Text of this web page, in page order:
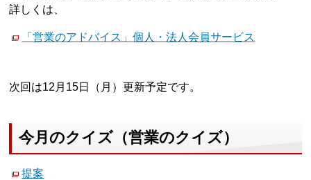
詳しくは、
「営業のアドバイス」個人・法人会員サービス
次回は12月15日（月）更新予定です。
今月のクイズ（営業のクイズ）
提案